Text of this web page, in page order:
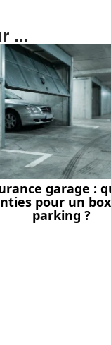
...
garage :
pour un
parking ?